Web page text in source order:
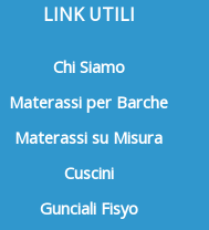
LINK UTILI
Chi Siamo
Materassi per Barche
Materassi su Misura
Cuscini
Gunciali Fisyo